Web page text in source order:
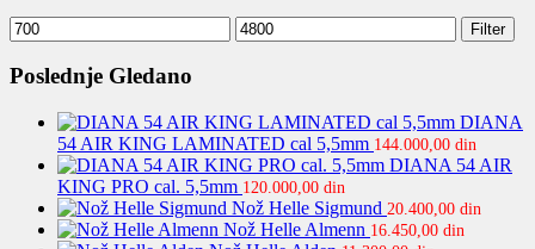
Minimalna
cena
Maksimalna
cena
Filter
Poslednje Gledano
DIANA
54 AIR KING LAMINATED cal 5,5mm 144.000,00 din
DIANA 54 AIR
KING PRO cal. 5,5mm 120.000,00 din
Nož Helle Sigmund 20.400,00 din
Nož Helle Almenn 16.450,00 din